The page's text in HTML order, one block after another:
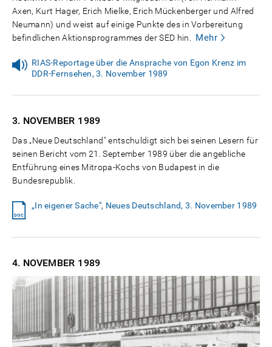
Axen, Kurt Hager, Erich Mielke, Erich Mückenberger und Alfred
Neumann) und weist auf einige Punkte des in Vorbereitung
befindlichen Aktionsprogrammes der SED hin.
Mehr
RIAS-Reportage über die Ansprache von Egon Krenz im
DDR-Fernsehen, 3. November 1989
3. NOVEMBER 1989
Das „Neue Deutschland" entschuldigt sich bei seinen Lesern für
seinen Bericht vom 21. September 1989 über die angebliche
Entführung eines Mitropa-Kochs von Budapest in die
Bundesrepublik.
„In eigener Sache", Neues Deutschland, 3. November 1989
4. NOVEMBER 1989